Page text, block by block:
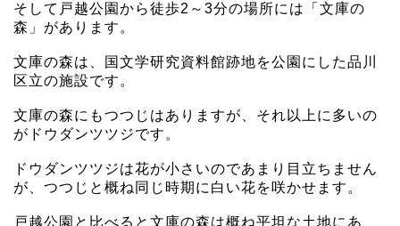
そして戸越公園から徒歩2～3分の場所には「文庫の
森」があります。
文庫の森は、国文学研究資料館跡地を公園にした品川
区立の施設です。
文庫の森にもつつじはありますが、それ以上に多いの
がドウダンツツジです。
ドウダンツツジは花が小さいのであまり目立ちません
が、つつじと概ね同じ時期に白い花を咲かせます。
戸越公園と比べると文庫の森は概ね平坦な土地にあ